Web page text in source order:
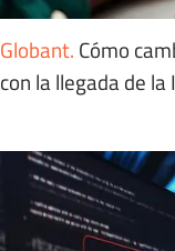
Globant. Cómo
con la llegada de